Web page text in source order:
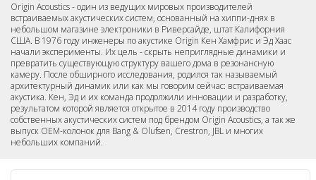
Origin Acoustics - один из ведущих мировых производителей
встраиваемых акустических систем, основанный на хиппи-днях в
небольшом магазине электроники в Риверсайде, штат Калифорния
США. В 1976 году инженеры по акустике Origin Кен Хамфрис и Эд Хаас
начали эксперименты. Их цель - скрыть неприглядные динамики и
превратить существующую структуру вашего дома в резонансную
камеру. После обширного исследования, родился так называемый
архитектурный динамик или как мы говорим сейчас: встраиваемая
акустика. Кен, Эд и их команда продолжили инновации и разработку,
результатом которой является открытое в 2014 году производство
собственных акустических систем под брендом Origin Acoustics, а так же
выпуск OEM-колонок для Bang & Olufsen, Crestron, JBL и многих
небольших компаний.